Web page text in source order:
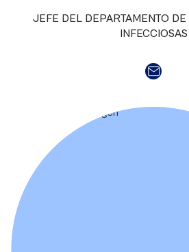
JEFE DEL DEPARTAMENTO
INFECCIOSAS